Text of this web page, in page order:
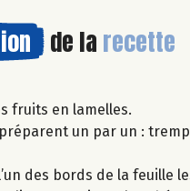
de la recette
fruits en lamelles.
un par un :
des bords de la feuille